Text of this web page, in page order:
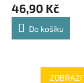
46,90 Kč
Do košíku